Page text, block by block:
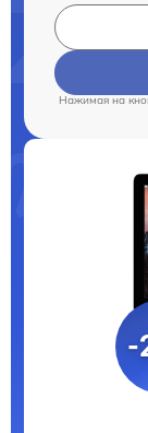
Нажимая на
-